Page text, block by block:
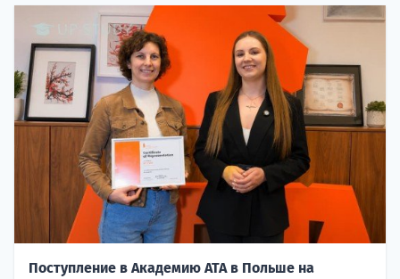
Поступление в Академию ATA в Польше на